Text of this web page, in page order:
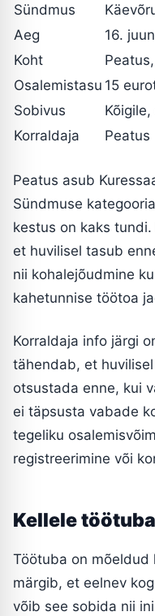
Sündmus
Aeg
16.
Koht
Osalemistasu 15
Sobivus
Korraldaja
Peatus
Peatus asub
Sündmuse
kestus on kaks
et huvilisel tasub
nii kohalejõudmine
kahetunnise töötoa
Korraldaja info järgi
tähendab, et
otsustada enne, kui
ei täpsusta vabade
tegeliku
registreerimine või
Kellele
Töötuba on mõeldud
märgib, et eelnev
võib see sobida nii